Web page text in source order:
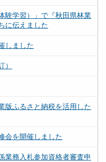
験学習）」で『秋田県林業
に伝えました
しました
版ふるさと納税を活用した
会を開催しました
業務入札参加資格者審査申